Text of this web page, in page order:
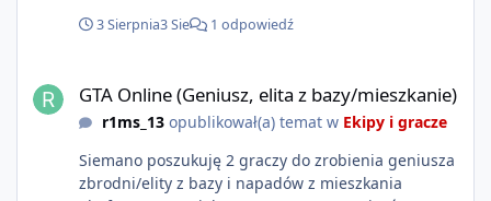
3 Sierpnia3 Sie 1 odpowiedź
GTA Online (Geniusz, elita z bazy/mieszkanie)
r1ms_13opublikował(a) temat w Ekipy i gracze
Siemano poszukuję 2 graczy do zrobienia geniusza
zbrodni/elity z bazy i napadów z mieszkania